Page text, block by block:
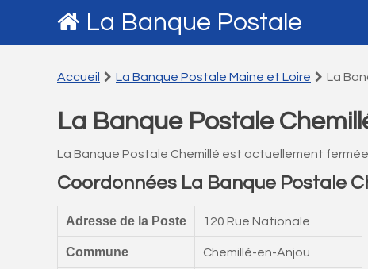
La Banque Postale
Accueil La Banque Postale Maine et Loire La
La Banque Postale
La Banque Postale Chemillé est actuellement fermée.
Coordonnées La Banque Postale
Adresse de la Poste 120 Rue Nationale
Commune Chemillé-en-Anjou